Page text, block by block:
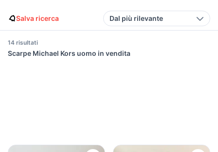
Salva ricerca Dal più rilevante
14 risultati
Scarpe Michael Kors uomo in vendita